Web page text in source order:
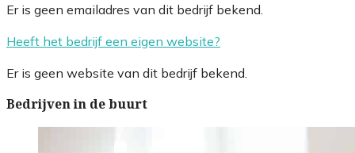
Er is geen emailadres van dit bedrijf bekend.
Heeft het bedrijf een eigen website?
Er is geen website van dit bedrijf bekend.
Bedrijven in de buurt